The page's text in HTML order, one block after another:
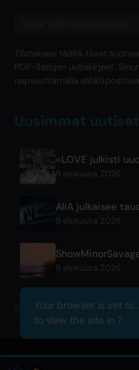
Tilataksesi täällä, tilaat
POP-listojen uutiskirjeet.
napsauttamalla
Uusimmat uutiset
8 elokuuta 2026
8 elokuuta 2026
8 elokuuta 2026
© 2026 OnlyHit. All rights
Your browser is set to
to view the site in ?